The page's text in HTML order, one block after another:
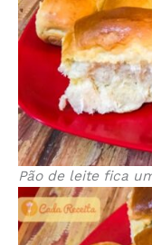
Pão de leite fica